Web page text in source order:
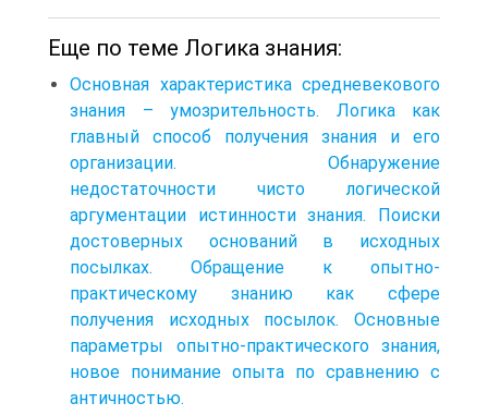
Еще по теме Логика знания:
Основная характеристика средневекового
знания – умозрительность. Логика как
главный способ получения знания и его
организации. Обнаружение
недостаточности чисто логической
аргументации истинности знания. Поиски
достоверных оснований в исходных
посылках. Обращение к опытно-
практическому знанию как сфере
получения исходных посылок. Основные
параметры опытно-практического знания,
новое понимание опыта по сравнению с
античностью.